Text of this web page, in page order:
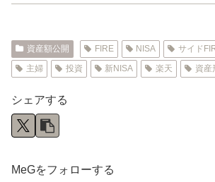
資産額公開 FIRE NISA サイド
主婦
投資 新NISA 楽天 資産
シェアする
MeGをフォローする